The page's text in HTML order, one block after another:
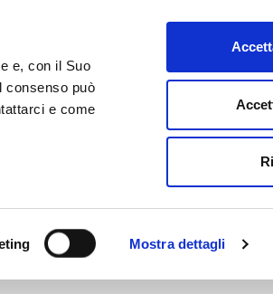
e, con il Suo
consenso può
e come
Mostra dettagli
ACCEDI E